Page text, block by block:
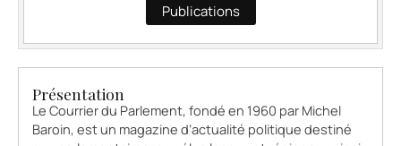
Publications
Présentation
Le Courrier du Parlement, fondé en 1960 par Michel
Baroin, est un magazine d’actualité politique destiné